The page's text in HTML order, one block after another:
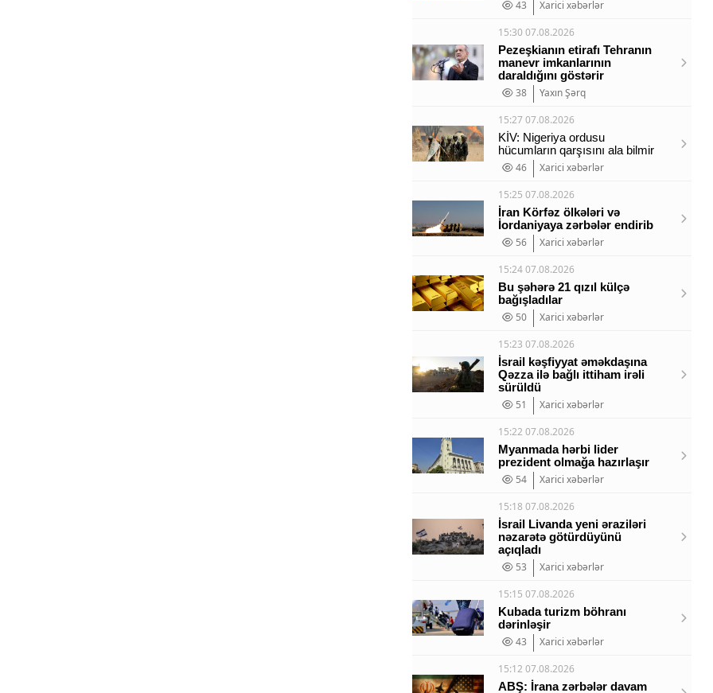
43
Xarici xəbərlər
15:30 07.08.2026
Pezeşkianın etirafı Tehranın
manevr imkanlarının
daraldığını göstərir
38
Yaxın Şərq
15:27 07.08.2026
KİV: Nigeriya ordusu
hücumların qarşısını ala bilmir
46
Xarici xəbərlər
15:25 07.08.2026
İran Körfəz ölkələri və
İordaniyaya zərbələr endirib
56
Xarici xəbərlər
15:24 07.08.2026
Bu şəhərə 21 qızıl külçə
bağışladılar
50
Xarici xəbərlər
15:23 07.08.2026
İsrail kəşfiyyat əməkdaşına
Qəzza ilə bağlı ittiham irəli
sürüldü
51
Xarici xəbərlər
15:22 07.08.2026
Myanmada hərbi lider
prezident olmağa hazırlaşır
54
Xarici xəbərlər
15:18 07.08.2026
İsrail Livanda yeni əraziləri
nəzarətə götürdüyünü
açıqladı
53
Xarici xəbərlər
15:15 07.08.2026
Kubada turizm böhranı
dərinləşir
43
Xarici xəbərlər
15:12 07.08.2026
ABŞ: İrana zərbələr davam